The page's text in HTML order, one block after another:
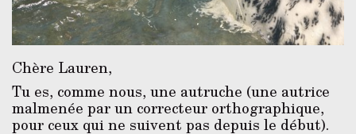
Chère Lauren,
Tu es, comme nous, une autruche (une autrice
malmenée par un correcteur orthographique,
pour ceux qui ne suivent pas depuis le début).